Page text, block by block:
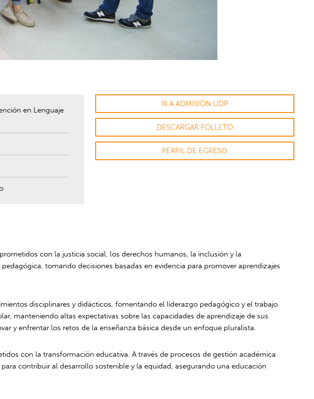
en Lenguaje
IR A ADMISIÓN UDP
DESCARGAR FOLLETO
PERFIL DE EGRESO
con la justicia social, los derechos humanos, la inclusión y la
tomando decisiones basadas en evidencia para promover aprendizajes
disciplinares y didácticos, fomentando el liderazgo pedagógico y el trabajo
manteniendo altas expectativas sobre las capacidades de aprendizaje de sus
y enfrentar los retos de la enseñanza básica desde un enfoque pluralista.
con la transformación educativa. A través de procesos de gestión académica
contribuir al desarrollo sostenible y la equidad, asegurando una educación